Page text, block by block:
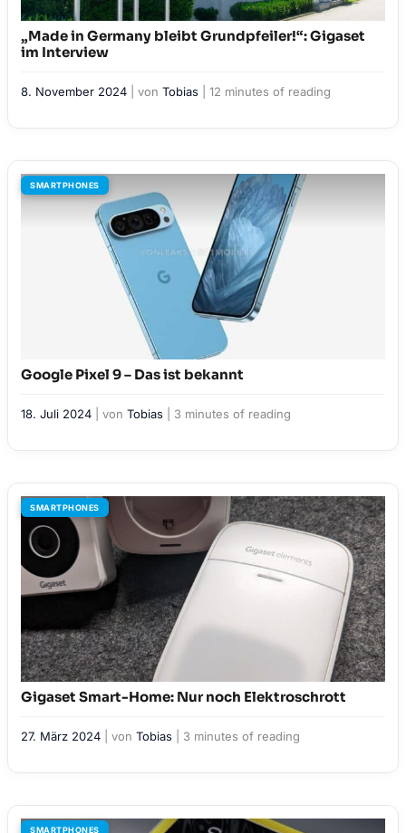
„Made in Germany bleibt Grundpfeiler!“: Gigaset
im Interview
8. November 2024 | von Tobias 12 minutes of reading
Google Pixel 9 – Das ist bekannt
18. Juli 2024 | von Tobias 3 minutes of reading
SMARTPHONES
Gigaset Smart-Home: Nur noch Elektroschrott
27. März 2024 | von Tobias 3 minutes of reading
SMARTPHONES
SMARTPHONES